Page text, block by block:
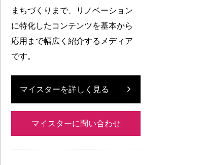
まちづくりまで、リノベーション
に特化したコンテンツを基本から
応用まで幅広く紹介するメディア
です。
マイスターを詳しく見る
マイスターに問い合わせ